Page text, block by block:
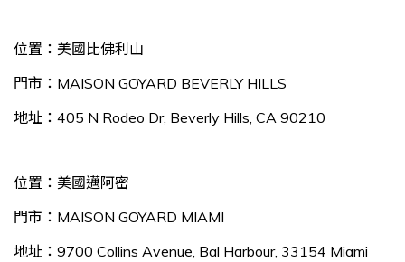
位置：美國比佛利山
門市：MAISON GOYARD BEVERLY HILLS
地址：405 N Rodeo Dr, Beverly Hills, CA 90210
位置：美國邁阿密
門市：MAISON GOYARD MIAMI
地址：9700 Collins Avenue, Bal Harbour, 33154 Miami